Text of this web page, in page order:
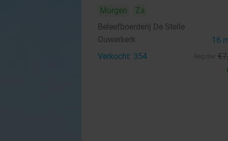
Morgen
Za
Beleefboerderij De Stelle
Ouwerkerk 16
Verkocht: 354 €7